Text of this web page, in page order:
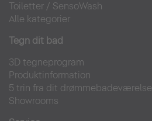
Toiletter / SensoWash
Alle kategorier
Tegn dit bad
3D tegneprogram
Produktinformation
5 trin fra dit drømmebadeværelse
Showrooms